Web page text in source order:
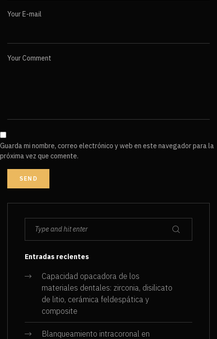
Your E-mail
Your Comment
Guarda mi nombre, correo electrónico y web en este navegador para la
próxima vez que comente.
Entradas recientes
Capacidad opacadora de los
materiales dentales: zirconia, disilicato
de litio, cerámica feldespática y
composite
Blanqueamiento intracoronal en